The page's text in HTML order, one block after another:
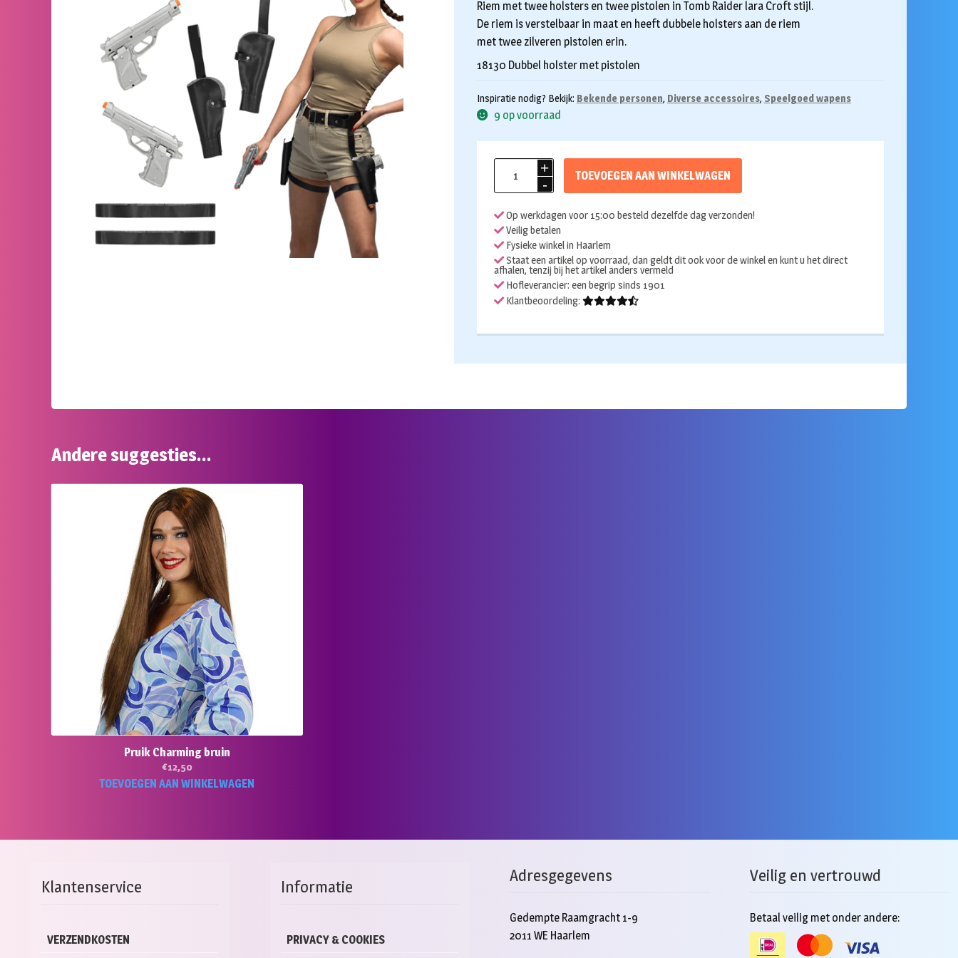
Riem met twee holsters en twee pistolen in Tomb Raider lara Croft stijl.
De riem is verstelbaar in maat en heeft dubbele holsters aan de riem
met twee zilveren pistolen erin.
18130 Dubbel holster met pistolen
Inspiratie nodig? Bekijk: Bekende personen, Diverse accessoires, Speelgoed wapens
9 op voorraad
raider
set
met
pistolen
aantal
TOEVOEGEN AAN WINKELWAGEN
Op werkdagen voor 15:00 besteld dezelfde dag verzonden!
Veilig betalen
Fysieke winkel in Haarlem
Staat een artikel op voorraad, dan geldt dit ook voor de winkel en kunt u het direct
afhalen, tenzij bij het artikel anders vermeld
Hofleverancier: een begrip sinds 1901
Klantbeoordeling:
Andere suggesties…
Pruik Charming bruin
€12,50
TOEVOEGEN AAN WINKELWAGEN
Klantenservice
VERZENDKOSTEN
Informatie
PRIVACY & COOKIES
Adresgegevens
Gedempte Raamgracht 1-9
2011 WE Haarlem
Veilig en vertrouwd
Betaal veilig met onder andere: